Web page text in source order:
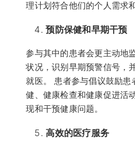
理计划符合他们的个人需求
预防保健和早期干预
参与其中的患者会更主动地
状况，识别早期预警信号，
就医。 患者参与倡议鼓励患
健、健康检查和健康促进活
现和干预健康问题。
高效的医疗服务